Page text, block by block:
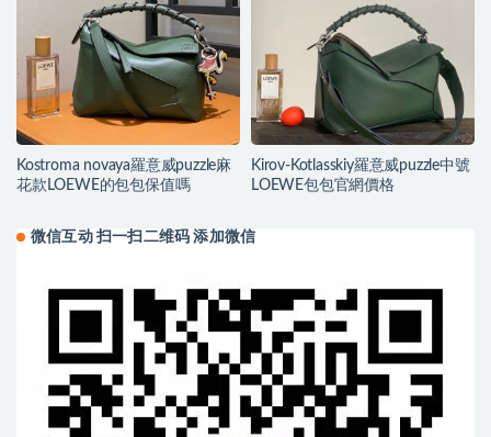
Kostroma novaya羅意威puzzle麻
花款LOEWE的包包保值嗎
Kirov-Kotlasskiy羅意威puzzle中號
LOEWE包包官網價格
微信互动 扫一扫二维码 添加微信